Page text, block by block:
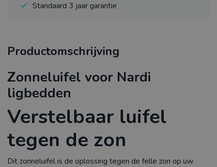
Standaard 3 jaar garantie
Productomschrijving
Zonneluifel voor Nardi
ligbedden
Verstelbaar luifel
tegen de zon
Dit zonneluifel is de oplossing tegen de felle zon op uw